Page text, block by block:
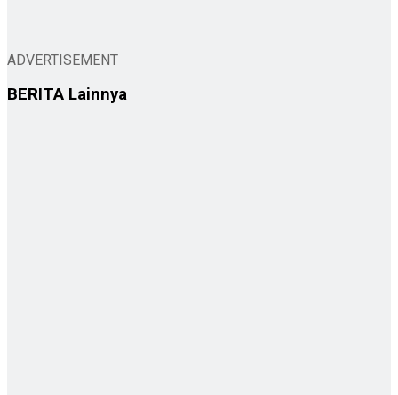
ADVERTISEMENT
BERITA Lainnya